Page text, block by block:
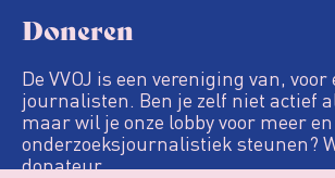
Doneren
De VVOJ is een vereniging van, voor
journalisten. Ben je zelf niet actief
maar wil je onze lobby voor meer
onderzoeksjournalistiek steunen?
donateur.